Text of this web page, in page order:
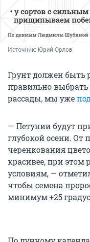
Источник: Юрий Орлов
Грунт должен
правильно
рассады, мы уже
— Петунии будут
глубокой осени.
черенкования
красивее, при этом
условиям, —
чтобы семена
минимум +25